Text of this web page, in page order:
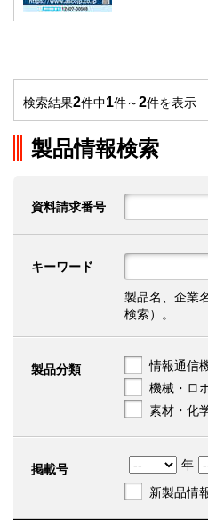
検索結果2件中1件～2件を表示
製品情報検索
資料請求番号
キーワード
製品名、企業
検索）。
製品分類 情報通信
機械・ロ
素材・化
掲載号 年
新製品情